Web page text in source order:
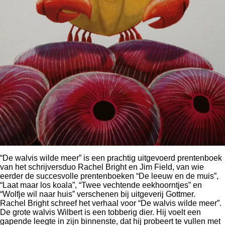
“De walvis wilde meer” is een prachtig uitgevoerd prentenboek
van het schrijversduo Rachel Bright en Jim Field, van wie
eerder de succesvolle prentenboeken “De leeuw en de muis”,
“Laat maar los koala”, “Twee vechtende eekhoorntjes” en
“Wolfje wil naar huis” verschenen bij uitgeverij Gottmer.
Rachel Bright schreef het verhaal voor “De walvis wilde meer”.
De grote walvis Wilbert is een tobberig dier. Hij voelt een
gapende leegte in zijn binnenste, dat hij probeert te vullen met